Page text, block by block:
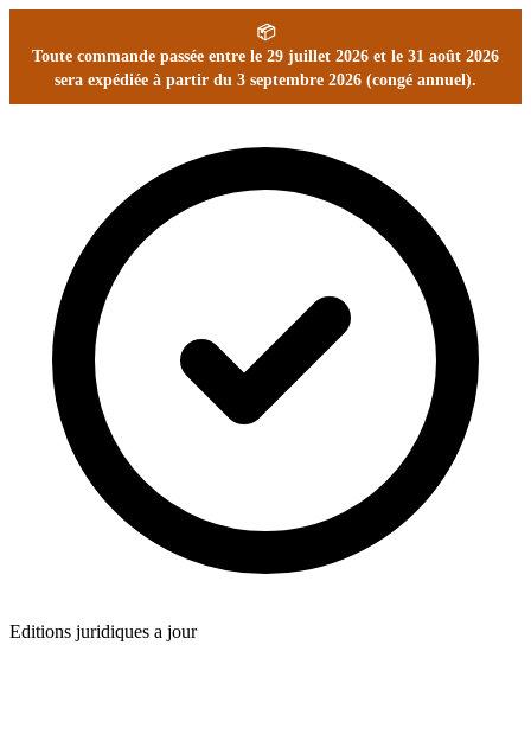
📦
Toute commande passée entre le 29 juillet 2026 et le 31 août 2026
sera expédiée à partir du 3 septembre 2026 (congé annuel).
Editions juridiques a jour